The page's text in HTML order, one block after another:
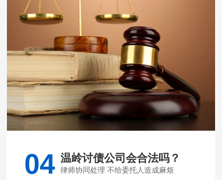
04 温岭讨债公司会合法吗？
律师协同处理 不给委托人造成麻烦